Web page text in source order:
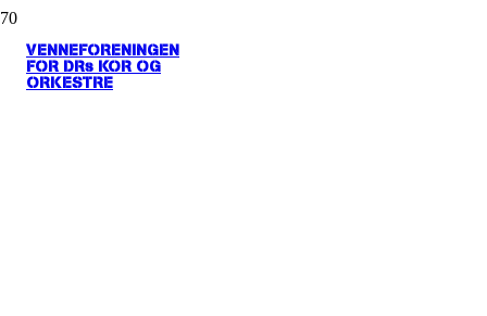
VENNEFORENINGEN
FOR DRs KOR OG
ORKESTRE